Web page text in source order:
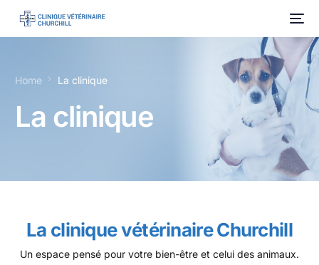
Home La clinique
La clinique
La clinique vétérinaire Churchill
Un espace pensé pour votre bien-être et celui des animaux.